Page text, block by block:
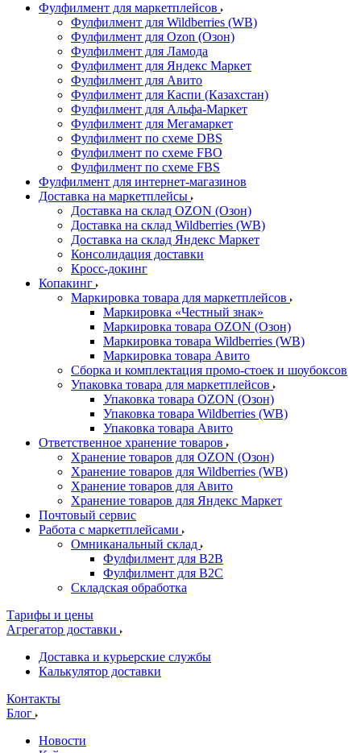
Фулфилмент для маркетплейсов
Фулфилмент для Wildberries (WB)
Фулфилмент для Ozon (Озон)
Фулфилмент для Ламода
Фулфилмент для Яндекс Маркет
Фулфилмент для Авито
Фулфилмент для Каспи (Казахстан)
Фулфилмент для Альфа-Маркет
Фулфилмент для Мегамаркет
Фулфилмент по схеме DBS
Фулфилмент по схеме FBO
Фулфилмент по схеме FBS
Фулфилмент для интернет-магазинов
Доставка на маркетплейсы
Доставка на склад OZON (Озон)
Доставка на склад Wildberries (WB)
Доставка на склад Яндекс Маркет
Консолидация доставки
Кросс-докинг
Копакинг
Маркировка товара для маркетплейсов
Маркировка «Честный знак»
Маркировка товара OZON (Озон)
Маркировка товара Wildberries (WB)
Маркировка товара Авито
Сборка и комплектация промо-стоек и шоубоксов
Упаковка товара для маркетплейсов
Упаковка товара OZON (Озон)
Упаковка товара Wildberries (WB)
Упаковка товара Авито
Ответственное хранение товаров
Хранение товаров для OZON (Озон)
Хранение товаров для Wildberries (WB)
Хранение товаров для Авито
Хранение товаров для Яндекс Маркет
Почтовый сервис
Работа с маркетплейсами
Омниканальный склад
Фулфилмент для B2B
Фулфилмент для B2C
Складская обработка
Тарифы и цены
Агрегатор доставки
Доставка и курьерские службы
Калькулятор доставки
Контакты
Блог
Новости